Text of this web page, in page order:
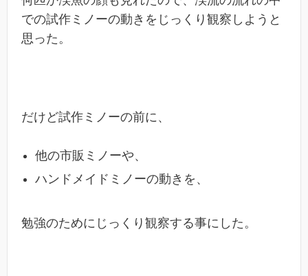
での試作ミノーの動きをじっくり観察しようと
思った。
だけど試作ミノーの前に、
他の市販ミノーや、
ハンドメイドミノーの動きを、
勉強のためにじっくり観察する事にした。